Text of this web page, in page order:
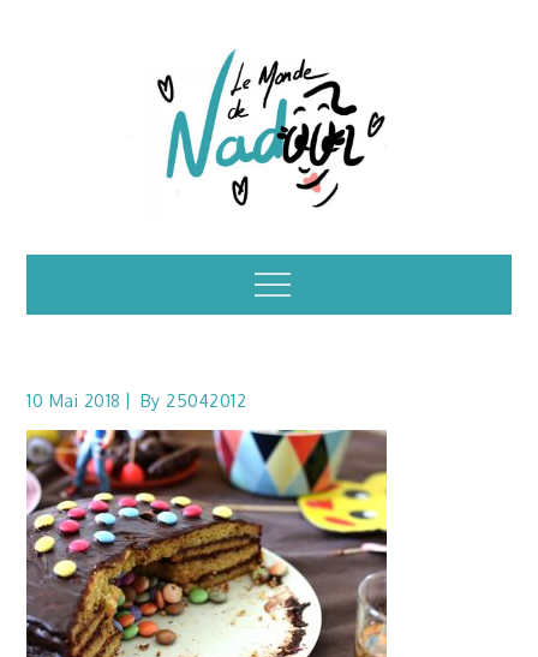
Illustrations – le
monde de Nadoo
Menu
10 Mai 2018 By 25042012